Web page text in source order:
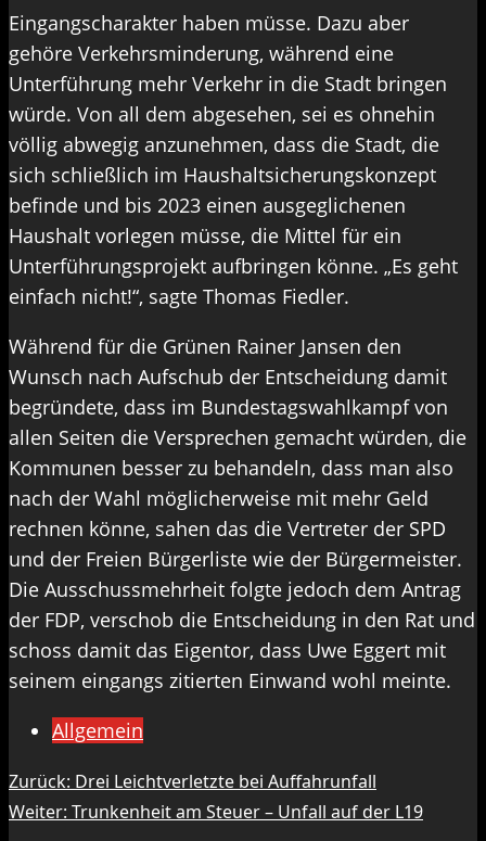
Eingangscharakter haben müsse. Dazu aber
gehöre Verkehrsminderung, während eine
Unterführung mehr Verkehr in die Stadt bringen
würde. Von all dem abgesehen, sei es ohnehin
völlig abwegig anzunehmen, dass die Stadt, die
sich schließlich im Haushaltsicherungskonzept
befinde und bis 2023 einen ausgeglichenen
Haushalt vorlegen müsse, die Mittel für ein
Unterführungsprojekt aufbringen könne. „Es geht
einfach nicht!“, sagte Thomas Fiedler.
Während für die Grünen Rainer Jansen den
Wunsch nach Aufschub der Entscheidung damit
begründete, dass im Bundestagswahlkampf von
allen Seiten die Versprechen gemacht würden, die
Kommunen besser zu behandeln, dass man also
nach der Wahl möglicherweise mit mehr Geld
rechnen könne, sahen das die Vertreter der SPD
und der Freien Bürgerliste wie der Bürgermeister.
Die Ausschussmehrheit folgte jedoch dem Antrag
der FDP, verschob die Entscheidung in den Rat und
schoss damit das Eigentor, dass Uwe Eggert mit
seinem eingangs zitierten Einwand wohl meinte.
Allgemein
Beitragsnavigation
Zurück: Drei Leichtverletzte bei Auffahrunfall
Weiter: Trunkenheit am Steuer – Unfall auf der L19